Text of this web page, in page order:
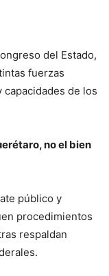
del Estado,
fuerzas
capacidades de los
no el bien
público y
procedimientos
respaldan